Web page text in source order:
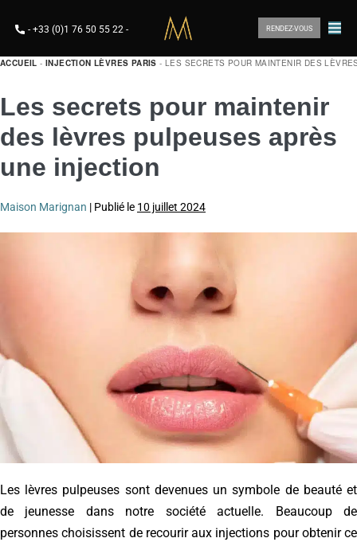
- +33 (0)1 76 50 55 22 - RENDEZ-VOUS
ACCUEIL -INJECTION LÈVRES PARIS -LES SECRETS POUR MAINTENIR DES
Les secrets pour maintenir
des lèvres pulpeuses après
une injection
Maison Marignan | Publié le 10 juillet 2024
Les lèvres pulpeuses sont devenues un symbole de beauté et
de jeunesse dans notre société actuelle. Beaucoup de
personnes choisissent de recourir aux injections pour obtenir ce